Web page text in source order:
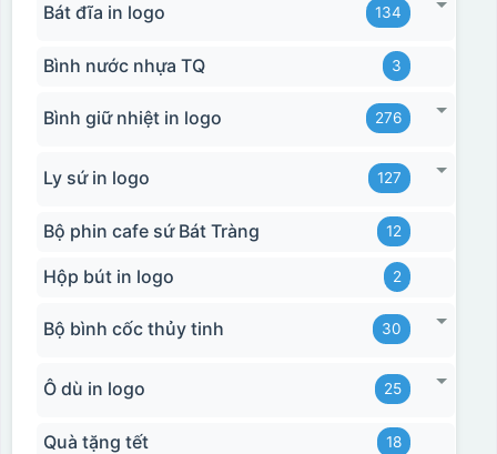
Bát đĩa in logo 134
Bình nước nhựa TQ 3
Bình giữ nhiệt in logo 276
Ly sứ in logo 127
Bộ phin cafe sứ Bát Tràng 12
Hộp bút in logo 2
Bộ bình cốc thủy tinh 30
Ô dù in logo 25
Quà tặng tết 18